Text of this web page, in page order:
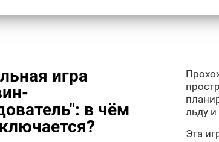
игра
в чём
льду и
Эта